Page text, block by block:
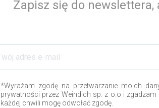
Zapisz się do
*Wyrażam zgodę na przetwarzanie moich
prywatności przez Weindich sp. z o.o i
każdej chwili mogę odwołać zgodę.